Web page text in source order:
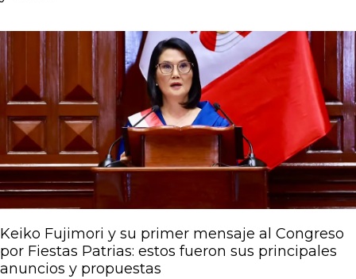
Keiko Fujimori y su primer mensaje al Congreso
por Fiestas Patrias: estos fueron sus principales
anuncios y propuestas